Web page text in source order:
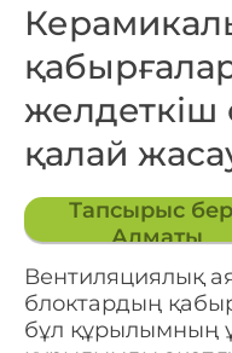
желдеткіш
қалай
Тапсырыс
Алматы
Вентиляциялық
блоктардың
бұл құрылымның